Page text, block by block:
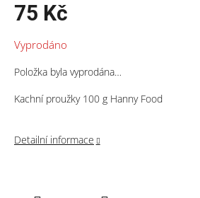
75 Kč
cena:
Vyprodáno
Položka byla vyprodána…
Kachní proužky 100 g Hanny Food
Detailní informace